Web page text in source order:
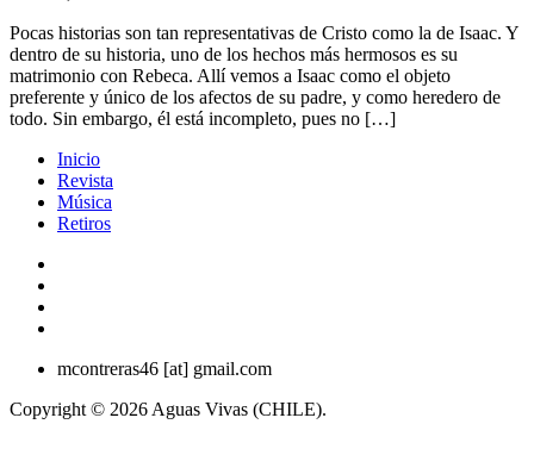
Pocas historias son tan representativas de Cristo como la de Isaac. Y
dentro de su historia, uno de los hechos más hermosos es su
matrimonio con Rebeca. Allí vemos a Isaac como el objeto
preferente y único de los afectos de su padre, y como heredero de
todo. Sin embargo, él está incompleto, pues no […]
Inicio
Revista
Música
Retiros
mcontreras46 [at] gmail.com
Copyright © 2026 Aguas Vivas (CHILE).